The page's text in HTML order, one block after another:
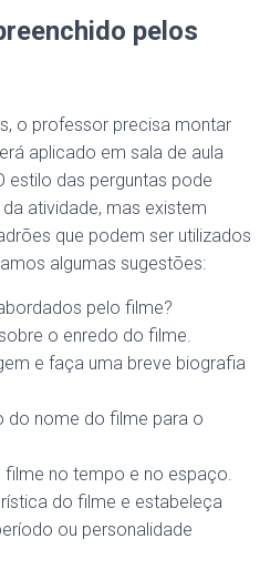
pelos
o professor precisa montar
aplicado em sala de aula
estilo das perguntas pode
atividade, mas existem
que podem ser utilizados
algumas sugestões:
pelo filme?
o enredo do filme.
e faça uma breve biografia
do nome do filme para o
filme no tempo e no espaço.
do filme e estabeleça
ou personalidade